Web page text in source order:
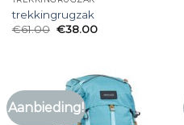
trekkingrugzak
€61.00 €38.00
Aanbieding!